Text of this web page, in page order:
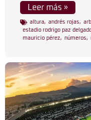
Leer más »
altura, andrés rojas,
estadio rodrigo paz
mauricio pérez, números,